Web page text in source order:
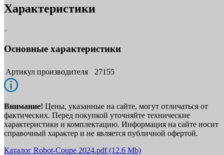
Характеристики
Основные характеристики
Артикул производителя 27155
Внимание! Цены, указанные на сайте, могут отличаться от
фактических. Перед покупкой уточняйте технические
характеристики и комплектацию. Информация на сайте носит
справочный характер и не является публичной офертой.
Каталог Robot-Coupe 2024.pdf(12.6 Mb)